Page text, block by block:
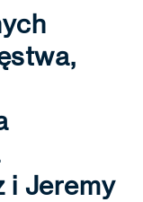
i Jeremy